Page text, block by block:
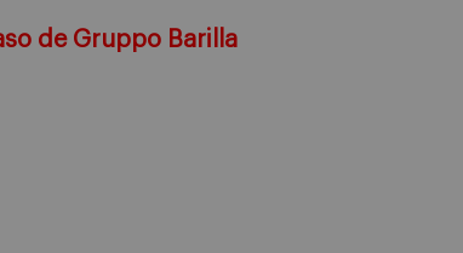
de Gruppo Barilla